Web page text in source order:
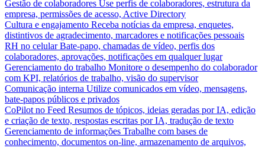
Gestão de colaboradores Use perfis de colaboradores, estrutura da
empresa, permissões de acesso, Active Directory
Cultura e engajamento Receba notícias da empresa, enquetes,
distintivos de agradecimento, marcadores e notificações pessoais
RH no celular Bate-papo, chamadas de vídeo, perfis dos
colaboradores, aprovações, notificações em qualquer lugar
Gerenciamento do trabalho Monitore o desempenho do colaborador
com KPI, relatórios de trabalho, visão do supervisor
Comunicação interna Utilize comunicados em vídeo, mensagens,
bate-papos públicos e privados
CoPilot no Feed Resumos de tópicos, ideias geradas por IA, edição
e criação de texto, respostas escritas por IA, tradução de texto
Gerenciamento de informações Trabalhe com bases de
conhecimento, documentos on-line, armazenamento de arquivos,